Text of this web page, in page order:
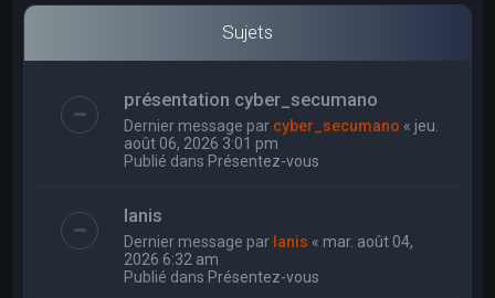
Sujets
présentation cyber_secumano
Dernier message par cyber_secumano « jeu.
août 06, 2026 3:01 pm
Publié dans Présentez-vous
Ianis
Dernier message par Ianis « mar. août 04,
2026 6:32 am
Publié dans Présentez-vous